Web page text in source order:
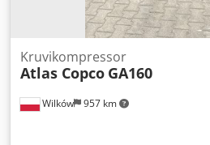
Wilków 957 km
Kruvikompressor
Atlas Copco GA160